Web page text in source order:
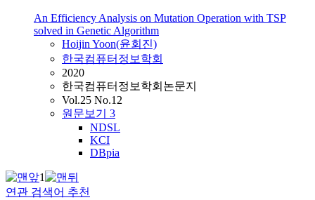
An Efficiency Analysis on Mutation Operation with TSP
solved in Genetic Algorithm
Hoijin Yoon(윤회진)
한국컴퓨터정보학회
2020
한국컴퓨터정보학회논문지
Vol.25 No.12
원문보기 3
NDSL
KCI
DBpia
1
연관 검색어 추천